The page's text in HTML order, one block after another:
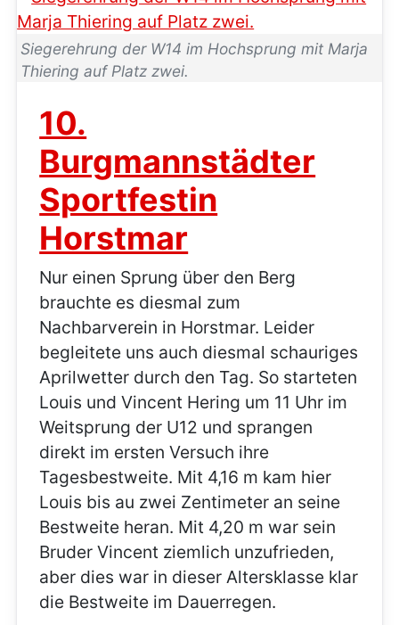
Siegerehrung der W14 im Hochsprung mit Marja
Thiering auf Platz zwei.
10.
Burgmannstädter
Sportfestin
Horstmar
Nur einen Sprung über den Berg
brauchte es diesmal zum
Nachbarverein in Horstmar. Leider
begleitete uns auch diesmal schauriges
Aprilwetter durch den Tag. So starteten
Louis und Vincent Hering um 11 Uhr im
Weitsprung der U12 und sprangen
direkt im ersten Versuch ihre
Tagesbestweite. Mit 4,16 m kam hier
Louis bis au zwei Zentimeter an seine
Bestweite heran. Mit 4,20 m war sein
Bruder Vincent ziemlich unzufrieden,
aber dies war in dieser Altersklasse klar
die Bestweite im Dauerregen.